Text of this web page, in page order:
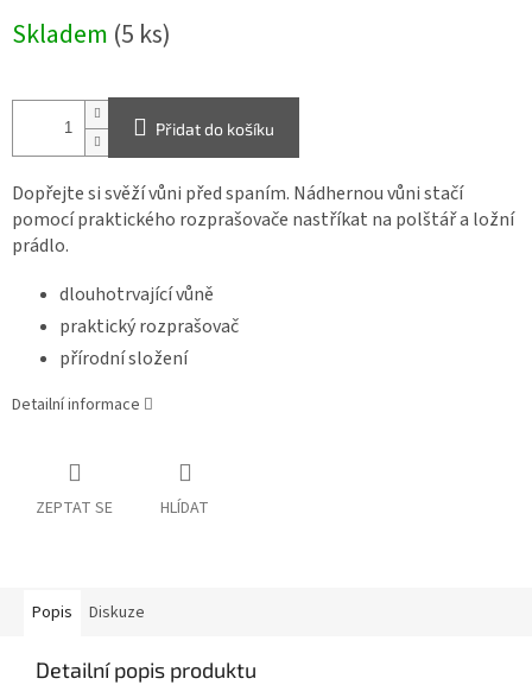
cena:
Skladem (5 ks)
Přidat do košíku
Dopřejte si svěží vůni před spaním. Nádhernou vůni stačí
pomocí praktického rozprašovače nastříkat na polštář a ložní
prádlo.
dlouhotrvající vůně
praktický rozprašovač
přírodní složení
Detailní informace
ZEPTAT SE HLÍDAT
Popis Diskuze
Detailní popis produktu